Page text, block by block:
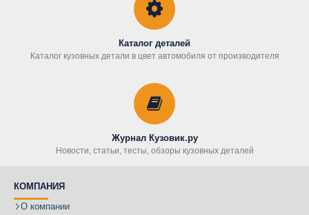
Каталог деталей
Каталог кузовных детали в цвет автомобиля от производителя
Журнал Кузовик.ру
Новости, статьи, тесты, обзоры кузовных деталей
КОМПАНИЯ
О компании